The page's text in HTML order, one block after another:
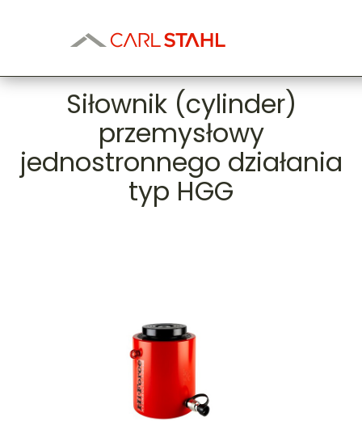
Siłownik (cylinder)
przemysłowy
jednostronnego działania
typ HGG